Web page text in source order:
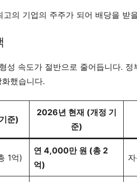
의 기업의 주주가 되어 배당을 받
속도가 절반으로 줄어듭니다. 정
했습니다.
준)
2026년 현재 (개정 기
준)
1억)
연 4,000만 원 (총 2
억)